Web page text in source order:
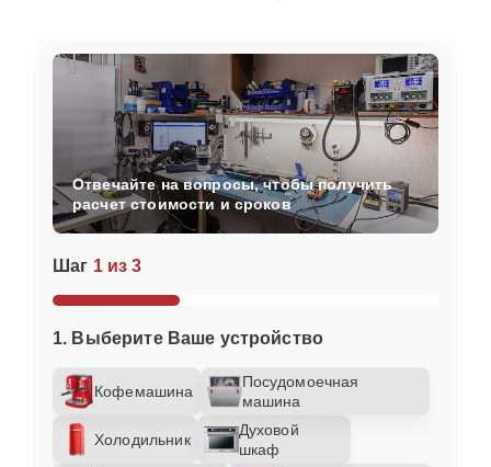
Шаг 1 из 3
1. Выберите Ваше устройство
Кофемашина
Посудомоечная
машина
Холодильник
Духовой
шкаф
Отвечайте на вопросы, чтобы получить
расчет стоимости и сроков